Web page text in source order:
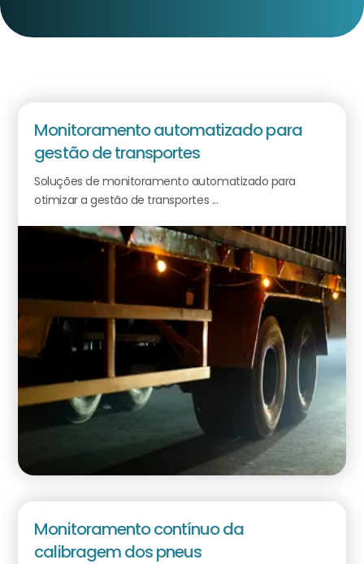
Monitoramento automatizado para
gestão de transportes
Soluções de monitoramento automatizado para
otimizar a gestão de transportes ...
Monitoramento contínuo da
calibragem dos pneus